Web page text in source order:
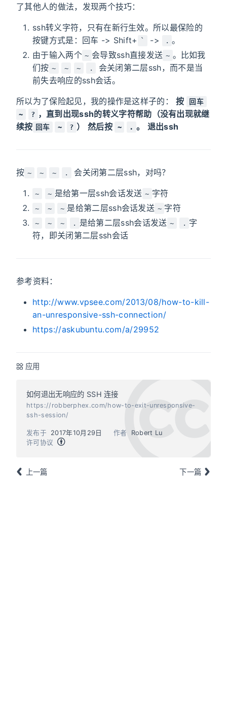
了其他人的做法，发现两个技巧：
ssh转义字符，只有在新行生效。所以最保险的
按键方式是：回车 -> Shift+
` -> . 。
由于输入两个 ~ 会导致ssh直接发送 ~ 。比如我
们按 ~ ~ ~ .
会关闭第二层ssh，而不是当
前失去响应的ssh会话。
所以为了保险起见，我的操作是这样子的：按
回车
~
? ，直到出现ssh的转义字符帮助（没有出现就继
续按 回车 ~ ? ） 然后按 ~ . 。 退出ssh
按 ~ ~ ~ . 会关闭第二层ssh，对吗？
~ ~ 是给第一层ssh会话发送 ~ 字符
~ ~ ~ 是给第二层ssh会话发送 ~ 字符
~ ~ ~ . 是给第二层ssh会话发送 ~ . 字
符，即关闭第二层ssh会话
参考资料：
http://www.vpsee.com/2013/08/how-to-kill-
an-unresponsive-ssh-connection/
https://askubuntu.com/a/29952
应用
如何退出无响应的 SSH 连接
https://robberphex.com/how-to-exit-unresponsive-
ssh-session/
作者 Robert Lu
发布于
2017年10月29日
许可协议
上一篇 下一篇